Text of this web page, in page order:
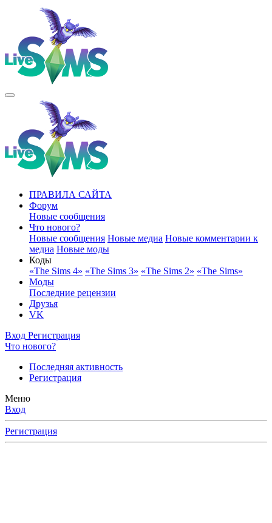
ПРАВИЛА САЙТА
Форум
Новые сообщения
Что нового?
Новые сообщения Новые медиа Новые комментарии к
медиа Новые моды
Коды
«The Sims 4» «The Sims 3» «The Sims 2» «The Sims»
Моды
Последние рецензии
Друзья
VK
Вход Регистрация
Что нового?
Последняя активность
Регистрация
Меню
Вход
Регистрация